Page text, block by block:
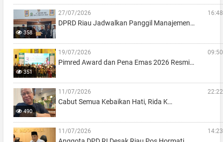
358
27/07/2026 16:48
DPRD Riau Jadwalkan Panggil Manajemen…
351
19/07/2026 09:50
Pimred Award dan Pena Emas 2026 Resmi…
490
11/07/2026 22:22
Cabut Semua Kebaikan Hati, Rida K…
11/07/2026 14:23